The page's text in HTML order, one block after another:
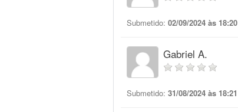
Submetido: 02/09/2024 às 18:20
Gabriel A.
Submetido: 31/08/2024 às 18:21